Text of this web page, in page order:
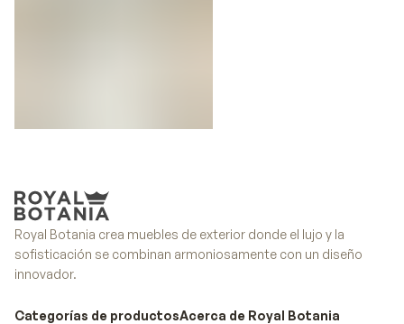
Cushions
Royal Botania crea muebles de exterior donde el lujo y la
sofisticación se combinan armoniosamente con un diseño
innovador.
Categorías de productosAcerca de Royal Botania